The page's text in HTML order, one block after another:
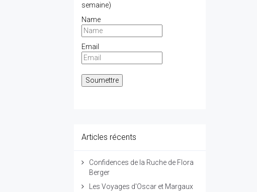
semaine)
Name
Email
Articles récents
Confidences de la Ruche de Flora
Berger
Les Voyages d'Oscar et Margaux